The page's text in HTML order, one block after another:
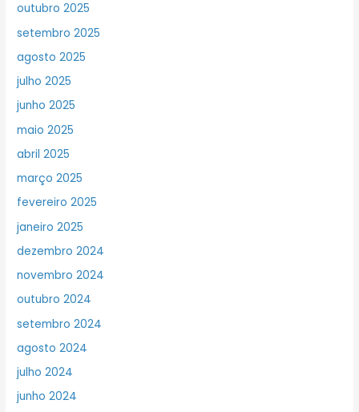
outubro 2025
setembro 2025
agosto 2025
julho 2025
junho 2025
maio 2025
abril 2025
março 2025
fevereiro 2025
janeiro 2025
dezembro 2024
novembro 2024
outubro 2024
setembro 2024
agosto 2024
julho 2024
junho 2024